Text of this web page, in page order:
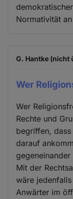
Normativität
G. Hantke (nicht
Wer
Wer
Rechte und
begriffen,
darauf
Mit der
wäre
Anwärter im